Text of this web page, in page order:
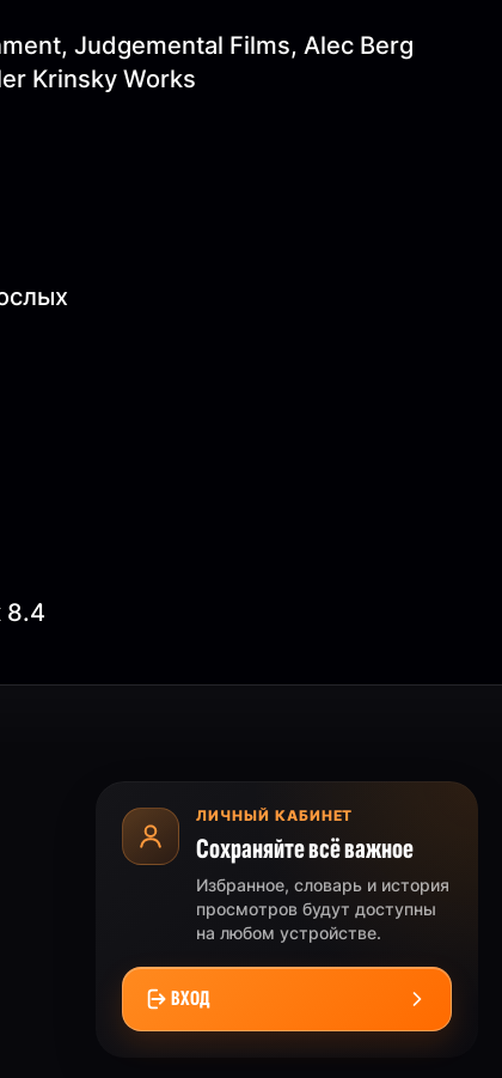
Judgemental Films, Alec Berg
Krinsky Works
8.4
ЛИЧНЫЙ КАБИНЕТ
Сохраняйте всё важное
Избранное, словарь и история
просмотров будут доступны
на любом устройстве.
ВХОД